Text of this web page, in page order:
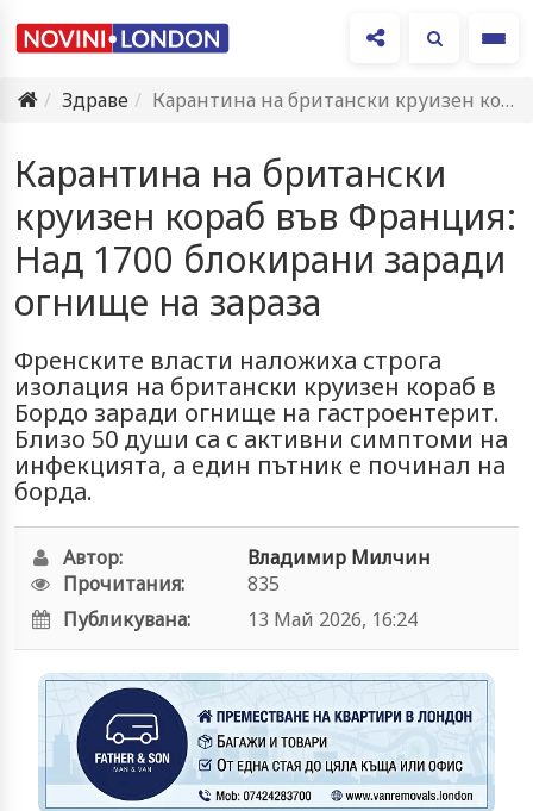
Здраве
Карантина на британски круизен кораб във Франция: Над 1700 блокирани…
Карантина на британски
круизен кораб във Франция:
Над 1700 блокирани заради
огнище на зараза
Френските власти наложиха строга
изолация на британски круизен кораб в
Бордо заради огнище на гастроентерит.
Близо 50 души са с активни симптоми на
инфекцията, а един пътник е починал на
борда.
Автор:
Владимир Милчин
Прочитания:
835
Публикувана:
13 Май 2026, 16:24